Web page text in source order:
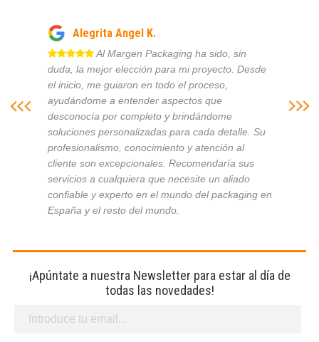
Alegrita Angel K.
Al Margen Packaging ha sido, sin
duda, la mejor elección para mi proyecto. Desde
el inicio, me guiaron en todo el proceso,
ayudándome a entender aspectos que
desconocía por completo y brindándome
soluciones personalizadas para cada detalle. Su
profesionalismo, conocimiento y atención al
cliente son excepcionales. Recomendaría sus
servicios a cualquiera que necesite un aliado
confiable y experto en el mundo del packaging en
España y el resto del mundo.
¡Apúntate a nuestra Newsletter para estar al día de
todas las novedades!